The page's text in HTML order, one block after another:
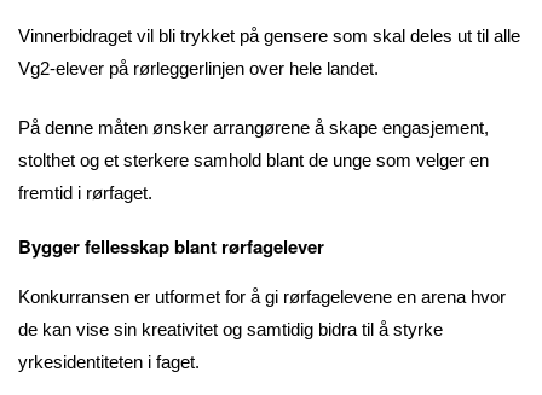
Vinnerbidraget vil bli trykket på gensere som skal deles ut til alle
Vg2-elever på rørleggerlinjen over hele landet.
På denne måten ønsker arrangørene å skape engasjement,
stolthet og et sterkere samhold blant de unge som velger en
fremtid i rørfaget.
Bygger fellesskap blant rørfagelever
Konkurransen er utformet for å gi rørfagelevene en arena hvor
de kan vise sin kreativitet og samtidig bidra til å styrke
yrkesidentiteten i faget.